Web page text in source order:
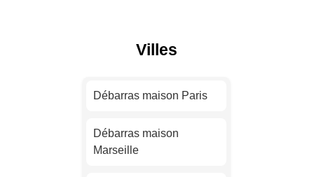
Villes
Débarras maison Paris
Débarras maison
Marseille